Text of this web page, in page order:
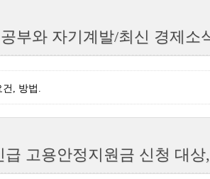
부와 자기계발/최신 경제소
건, 방법.
급 고용안정지원금 신청 대